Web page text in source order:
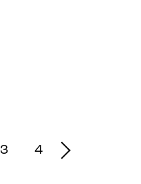
3 4